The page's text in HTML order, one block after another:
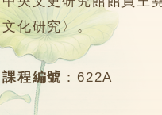
文化研究〉。
課程編號 ：622A